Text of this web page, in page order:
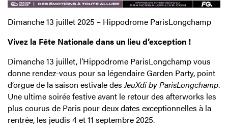
Dimanche 13 juillet 2025 – Hippodrome ParisLongchamp
Vivez la Fête Nationale dans un lieu d’exception !
Dimanche 13 juillet, l’Hippodrome ParisLongchamp vous
donne rendez-vous pour sa légendaire Garden Party, point
d’orgue de la saison estivale desJeuXdi by ParisLongchamp.
Une ultime soirée festive avant le retour des afterworks les
plus courus de Paris pour deux dates exceptionnelles à la
rentrée, les jeudis 4 et 11 septembre 2025.